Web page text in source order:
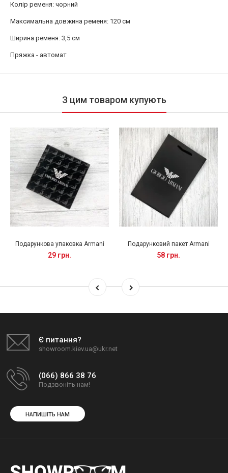
Колір ременя: чорний
Максимальна довжина ременя: 120 см
Ширина ременя: 3,5 см
Пряжка - автомат
З цим товаром купують
Подарункова упаковка Armani
29 грн.
Подарунковий пакет Armani
58 грн.
Є питання?
showroom.kiev.ua@ukr.net
(066) 866 38 76
Подзвоніть нам!
НАПИШІТЬ НАМ